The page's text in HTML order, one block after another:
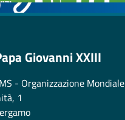
Giovanni XXIII
- Organizzazione Mondiale
1